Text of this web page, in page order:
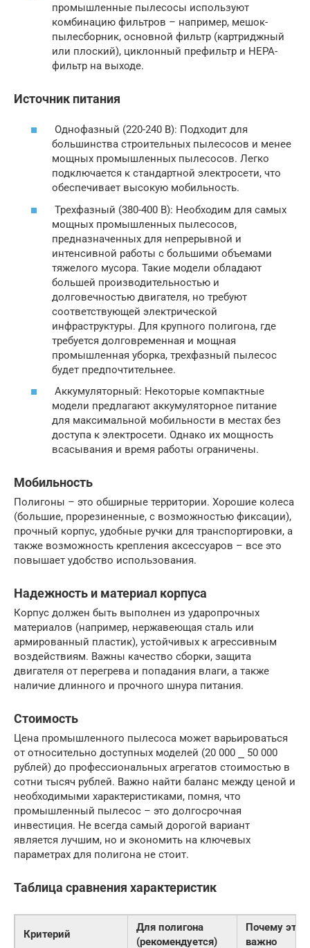
промышленные пылесосы используют
комбинацию фильтров – например, мешок-
пылесборник, основной фильтр (картриджный
или плоский), циклонный префильтр и HEPA-
фильтр на выходе.
Источник питания
Однофазный (220-240 В): Подходит для
большинства строительных пылесосов и менее
мощных промышленных пылесосов. Легко
подключается к стандартной электросети, что
обеспечивает высокую мобильность.
Трехфазный (380-400 В): Необходим для самых
мощных промышленных пылесосов,
предназначенных для непрерывной и
интенсивной работы с большими объемами
тяжелого мусора. Такие модели обладают
большей производительностью и
долговечностью двигателя, но требуют
соответствующей электрической
инфраструктуры. Для крупного полигона, где
требуется долговременная и мощная
промышленная уборка, трехфазный пылесос
будет предпочтительнее.
Аккумуляторный: Некоторые компактные
модели предлагают аккумуляторное питание
для максимальной мобильности в местах без
доступа к электросети. Однако их мощность
всасывания и время работы ограничены.
Мобильность
Полигоны – это обширные территории. Хорошие колеса
(большие, прорезиненные, с возможностью фиксации),
прочный корпус, удобные ручки для транспортировки, а
также возможность крепления аксессуаров – все это
повышает удобство использования.
Надежность и материал корпуса
Корпус должен быть выполнен из ударопрочных
материалов (например, нержавеющая сталь или
армированный пластик), устойчивых к агрессивным
воздействиям. Важны качество сборки, защита
двигателя от перегрева и попадания влаги, а также
наличие длинного и прочного шнура питания.
Стоимость
Цена промышленного пылесоса может варьироваться
от относительно доступных моделей (20 000 ⎯ 50 000
рублей) до профессиональных агрегатов стоимостью в
сотни тысяч рублей. Важно найти баланс между ценой и
необходимыми характеристиками, помня, что
промышленный пылесос – это долгосрочная
инвестиция. Не всегда самый дорогой вариант
является лучшим, но и экономить на ключевых
параметрах для полигона не стоит.
Таблица сравнения характеристик
Критерий
Для полигона
(рекомендуется)
Почему это
важно